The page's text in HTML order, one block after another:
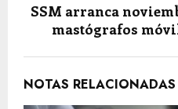
SSM arranca
mastógrafos
NOTAS RELACIONADAS